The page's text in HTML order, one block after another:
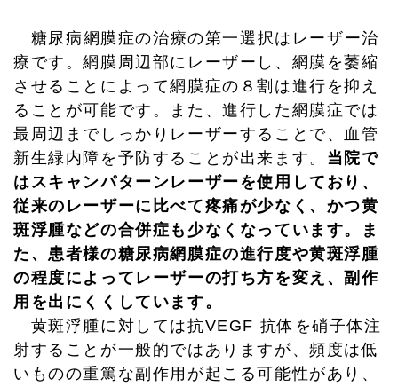
糖尿病網膜症の治療の第一選択はレーザー治
療です。網膜周辺部にレーザーし、網膜を萎縮
させることによって網膜症の８割は進行を抑え
ることが可能です。また、進行した網膜症では
最周辺までしっかりレーザーすることで、血管
新生緑内障を予防することが出来ます。 当院で
はスキャンパターンレーザーを使用しており、
従来のレーザーに比べて疼痛が少なく、かつ黄
斑浮腫などの合併症も少なくなっています。ま
た、患者様の糖尿病網膜症の進行度や黄斑浮腫
の程度によってレーザーの打ち方を変え、副作
用を出にくくしています。
黄斑浮腫に対しては抗VEGF 抗体を硝子体注
射することが一般的ではありますが、頻度は低
いものの重篤な副作用が起こる可能性があり、